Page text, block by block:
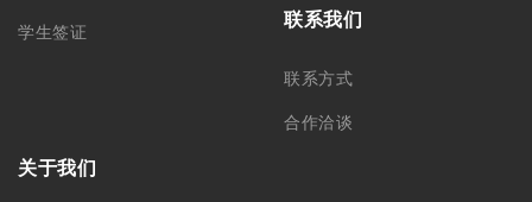
学生签证
联系我们
联系方式
合作洽谈
关于我们